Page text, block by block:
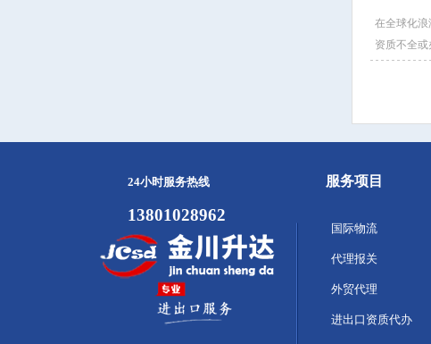
在全球化浪
资质不全
24小时服务热线 服务项目
13801028962
国际物流
代理报关
外贸代理
进出口资质代办